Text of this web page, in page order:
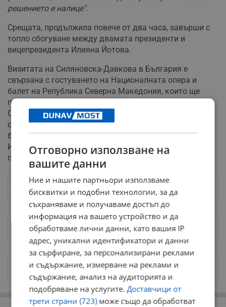
решението е налице".
Срещата, продължила повече от два часа, завърши с
топло сбогуване между двамата президенти и
вицепрезидента Илияна Йотова.
Визитата на Силяновска-Давкова в България е
свързана с гостуването на Националната опера и
балет на Република Северна Македония, които ще
представят операта "Набуко" от Джузепе Верди в
София тази вечер. В края на срещата, тя изрази
съболезнования за трагичния инцидент с двамата
български военни пилоти на авиобаза "Граф
Игнатиево" и прояви разбиране за отсъствието на
президентската двойка от оперното представление.
Следвай ни в Google News
Предпочитани източници →
Изпращайте снимки и информация на
news@dunavmost.com
РЕКЛАМА
Отговорно използване на
вашите данни
Ние и нашите партньори използваме
бисквитки и подобни технологии, за да
съхраняваме и получаваме достъп до
информация на вашето устройство и да
обработваме лични данни, като вашия IP
адрес, уникални идентификатори и данни
за сърфиране, за персонализирани реклами
и съдържание, измерване на реклами и
съдържание, анализ на аудиторията и
подобряване на услугите.Доставчици от
трети страни (723)може също да обработват